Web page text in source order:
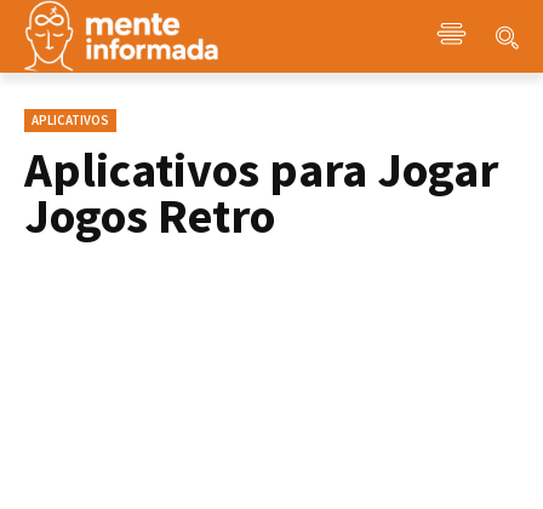
APLICATIVOS
Aplicativos para Jogar
Jogos Retro